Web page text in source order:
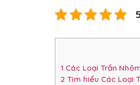
1 Các Loại Trần
2 Tìm hiểu Các Loại